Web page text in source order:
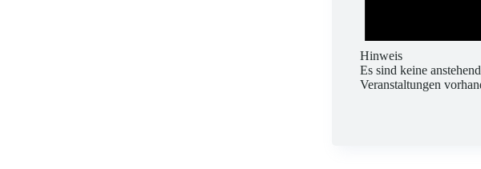
Hinweis
Es sind keine
Veranstaltungen